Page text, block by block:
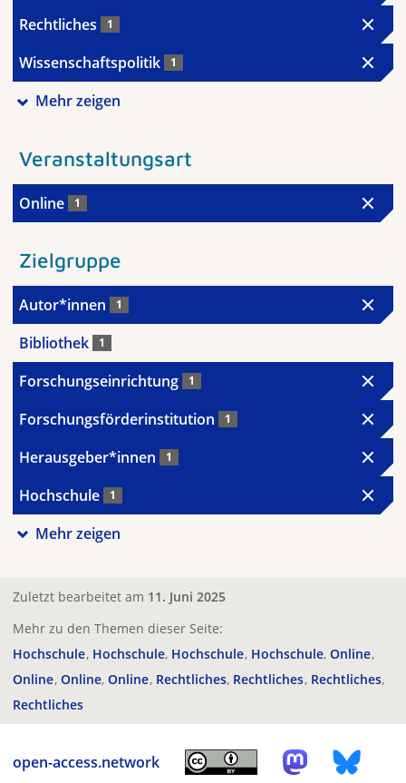
Rechtliches 1
Wissenschaftspolitik 1
Mehr zeigen
Veranstaltungsart
Online 1
Zielgruppe
Autor*innen 1
Bibliothek 1
Forschungseinrichtung 1
Forschungsförderinstitution 1
Herausgeber*innen 1
Hochschule 1
Mehr zeigen
Zuletzt bearbeitet am 11. Juni 2025
Mehr zu den Themen dieser Seite:
Hochschule Hochschule Hochschule Hochschule Online
Online Online Online Rechtliches Rechtliches Rechtliches
Rechtliches
open-access.network